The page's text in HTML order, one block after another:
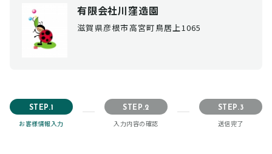
有限会社川窪造園
滋賀県彦根市高宮町鳥居上1065
STEP.1
お客様情報入力
STEP.2
入力内容の確認
STEP.3
送信完了